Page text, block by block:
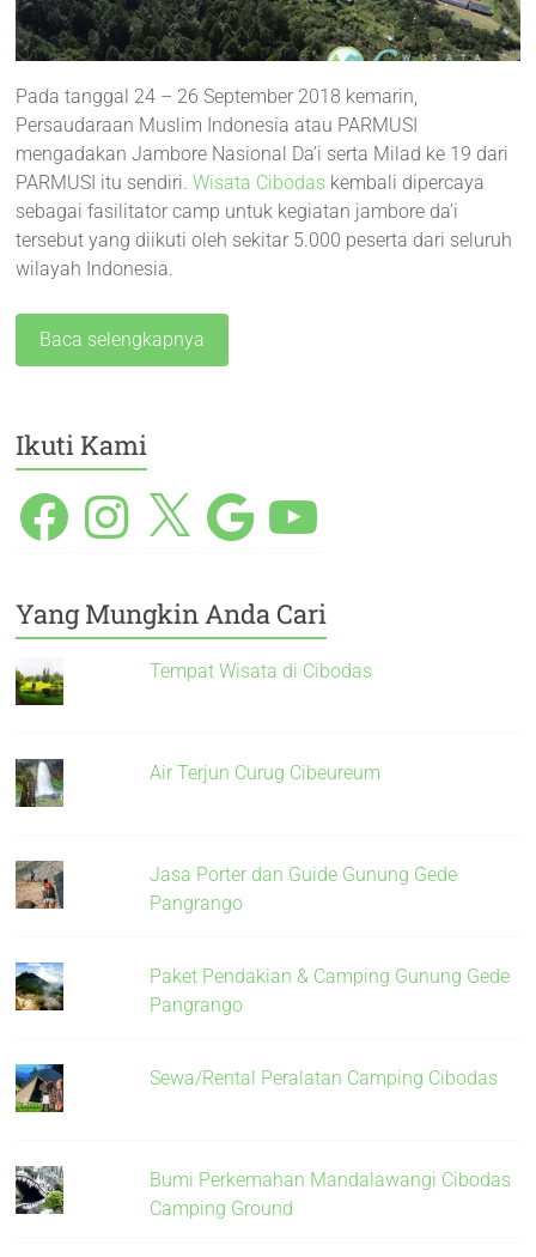
Pada tanggal 24 – 26 September 2018 kemarin,
Persaudaraan Muslim Indonesia atau PARMUSI
mengadakan Jambore Nasional Da’i serta Milad ke 19 dari
PARMUSI itu sendiri.Wisata Cibodas kembali dipercaya
sebagai fasilitator camp untuk kegiatan jambore da’i
tersebut yang diikuti oleh sekitar 5.000 peserta dari seluruh
wilayah Indonesia.
Baca selengkapnya
Ikuti Kami
Yang Mungkin Anda Cari
Tempat Wisata di Cibodas
Air Terjun Curug Cibeureum
Jasa Porter dan Guide Gunung Gede
Pangrango
Paket Pendakian & Camping Gunung Gede
Pangrango
Sewa/Rental Peralatan Camping Cibodas
Bumi Perkemahan Mandalawangi Cibodas
Camping Ground